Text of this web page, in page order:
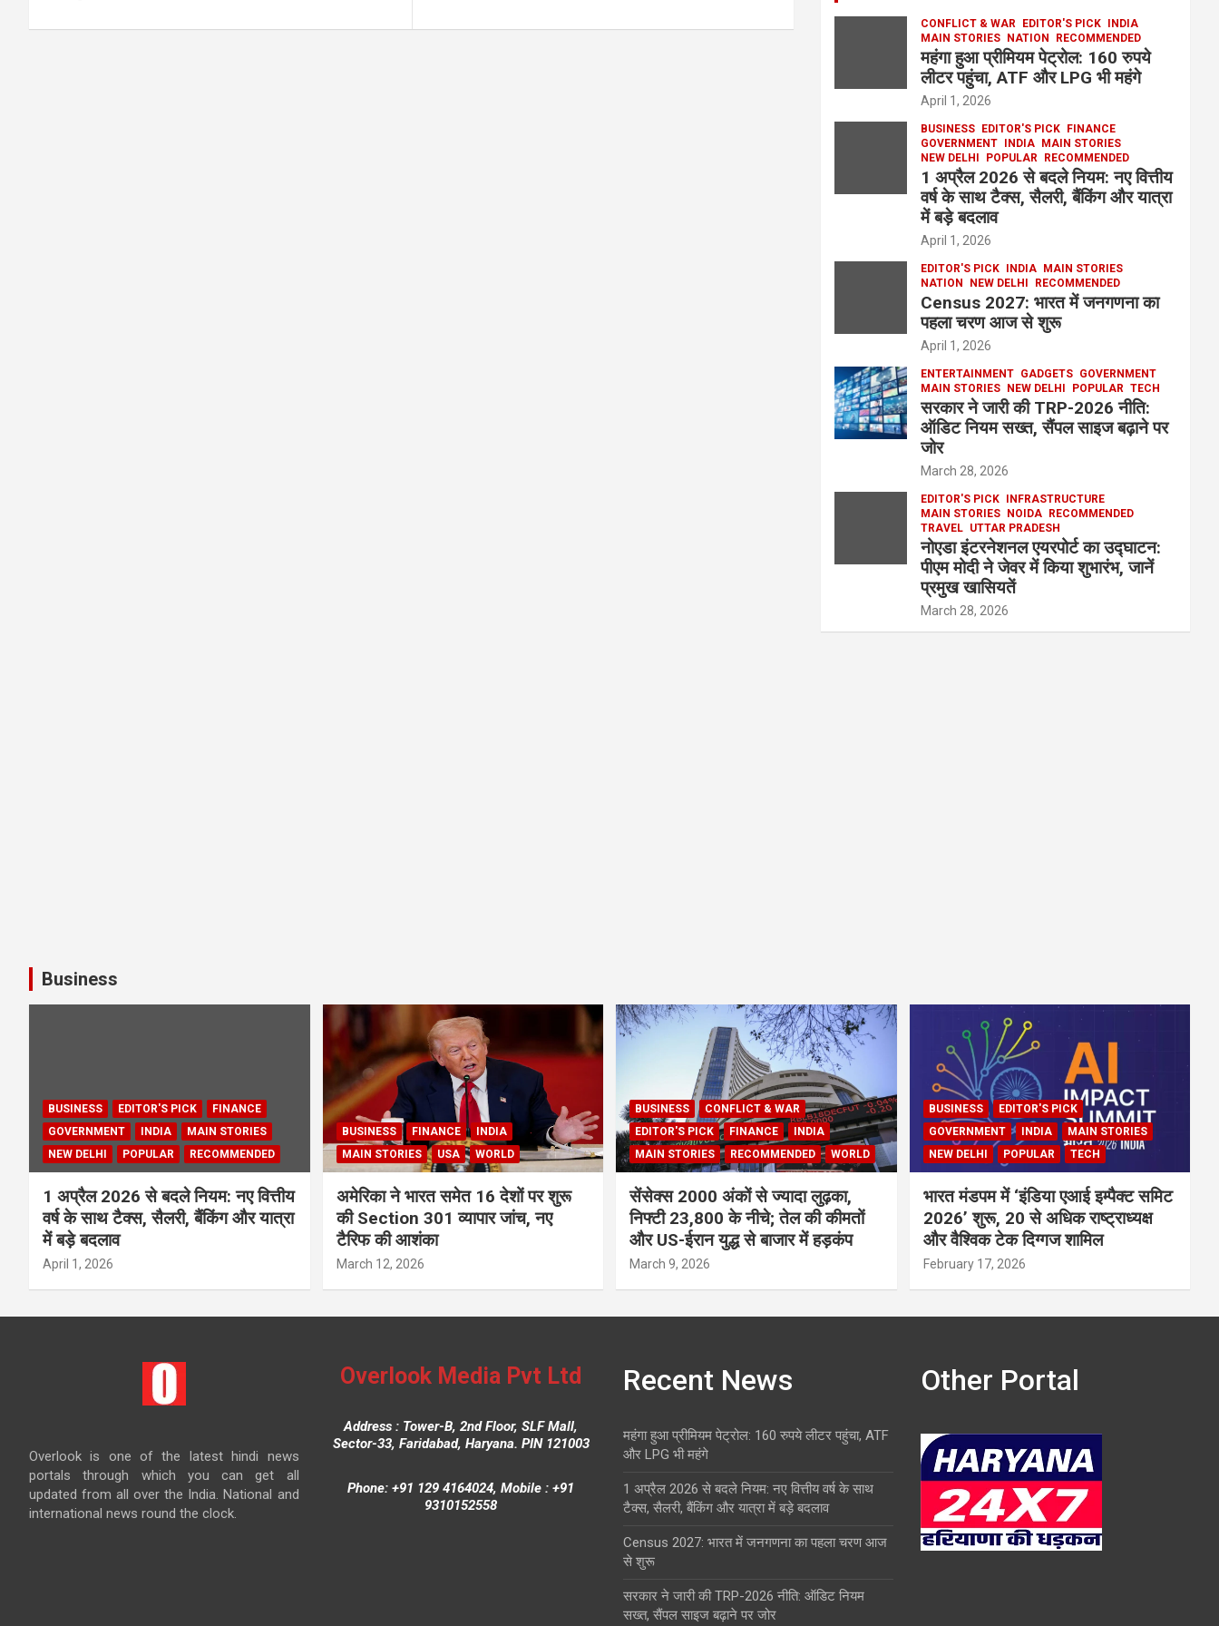
CONFLICT & WAR EDITOR'S PICK INDIA
MAIN STORIES NATION RECOMMENDED
महंगा हुआ प्रीमियम पेट्रोल: 160 रुपये
लीटर पहुंचा, ATF और LPG भी महंगे
April 1, 2026
BUSINESS EDITOR'S PICK FINANCE
GOVERNMENT INDIA MAIN STORIES
NEW DELHI
POPULAR RECOMMENDED
1 अप्रैल 2026 से बदले नियम: नए वित्तीय
वर्ष के साथ टैक्स, सैलरी, बैंकिंग और यात्रा
में बड़े बदलाव
April 1, 2026
EDITOR'S PICK INDIA MAIN STORIES
NATION
NEW DELHI RECOMMENDED
Census 2027: भारत में जनगणना का
पहला चरण आज से शुरू
April 1, 2026
ENTERTAINMENT GADGETS GOVERNMENT
MAIN STORIES NEW DELHI POPULAR TECH
सरकार ने जारी की TRP-2026 नीति:
ऑडिट नियम सख्त, सैंपल साइज बढ़ाने पर
जोर
March 28, 2026
EDITOR'S PICK INFRASTRUCTURE
MAIN STORIES NOIDA RECOMMENDED
TRAVEL UTTAR PRADESH
नोएडा इंटरनेशनल एयरपोर्ट का उद्घाटन:
पीएम मोदी ने जेवर में किया शुभारंभ, जानें
प्रमुख खासियतें
March 28, 2026
Business
BUSINESS EDITOR'S PICK
FINANCE
GOVERNMENT
INDIA
MAIN STORIES
NEW DELHI
POPULAR RECOMMENDED
1 अप्रैल 2026 से बदले नियम: नए वित्तीय
वर्ष के साथ टैक्स, सैलरी, बैंकिंग और यात्रा
में बड़े बदलाव
April 1, 2026
BUSINESS FINANCE
INDIA
MAIN STORIES
USA WORLD
अमेरिका ने भारत समेत 16 देशों पर शुरू
की Section 301 व्यापार जांच, नए
टैरिफ की आशंका
March 12, 2026
BUSINESS
CONFLICT & WAR
EDITOR'S PICK
FINANCE
INDIA
MAIN STORIES
RECOMMENDED WORLD
सेंसेक्स 2000 अंकों से ज्यादा लुढ़का,
निफ्टी 23,800 के नीचे; तेल की कीमतों
और US-ईरान युद्ध से बाजार में हड़कंप
March 9, 2026
BUSINESS
EDITOR'S PICK
GOVERNMENT
INDIA
MAIN STORIES
NEW DELHI
POPULAR TECH
भारत मंडपम में ‘इंडिया एआई इम्पैक्ट समिट
2026’ शुरू, 20 से अधिक राष्ट्राध्यक्ष
और वैश्विक टेक दिग्गज शामिल
February 17, 2026
Overlook is one of the latest hindi news
portals through which you can get all
updated from all over the India. National and
international news round the clock.
Overlook Media Pvt Ltd
Address : Tower-B, 2nd Floor, SLF Mall,
Sector-33, Faridabad, Haryana. PIN 121003
Phone: +91 129 4164024, Mobile : +91
9310152558
Recent News
महंगा हुआ प्रीमियम पेट्रोल: 160 रुपये लीटर पहुंचा, ATF
और LPG भी महंगे
1 अप्रैल 2026 से बदले नियम: नए वित्तीय वर्ष के साथ
टैक्स, सैलरी, बैंकिंग और यात्रा में बड़े बदलाव
Census 2027: भारत में जनगणना का पहला चरण आज
से शुरू
सरकार ने जारी की TRP-2026 नीति: ऑडिट नियम
सख्त, सैंपल साइज बढ़ाने पर जोर
Other Portal